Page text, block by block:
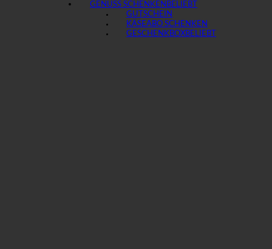
GENUSS SCHENKEN
GUTSCHEIN
KÄSEABO SCHENKEN
GESCHENKBOX